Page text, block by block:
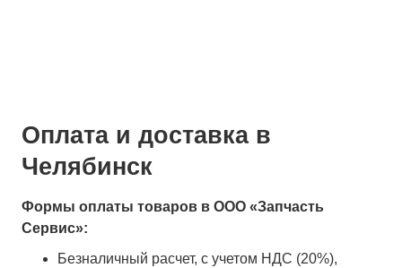
Оплата и доставка в
Челябинск
Формы оплаты товаров в ООО «Запчасть
Сервис»:
Безналичный расчет, с учетом НДС (20%),